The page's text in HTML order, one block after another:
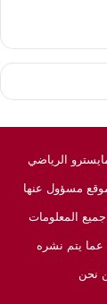
مسؤول عنها
المعلومات
عما يتم نشره
نحن